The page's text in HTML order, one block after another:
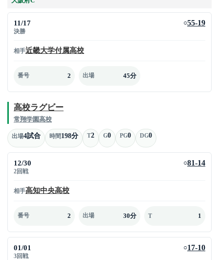
11/17
決勝
○55-19
相手近畿大学付属高校
番号 2 出場 45分
高校ラグビー
常翔学園高校
出場4試合 時間198分 T2 G0 PG0 DG0
12/30
2回戦
○81-14
相手高知中央高校
番号 2 出場 30分 T 1
01/01
3回戦
○17-10